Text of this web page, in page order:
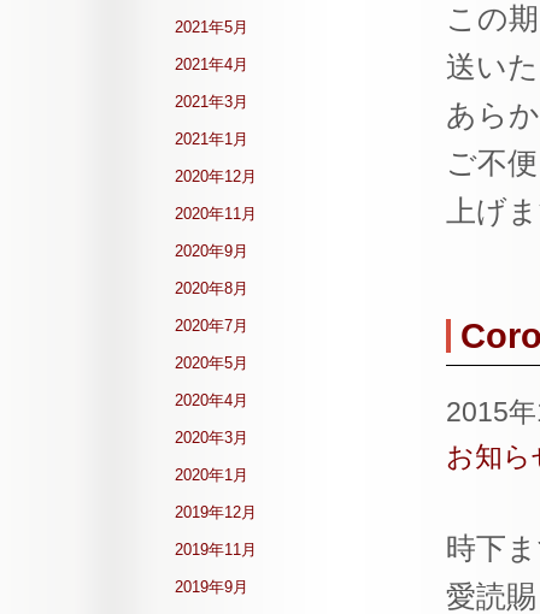
この
送い
あら
ご不
上げ
2015
お知ら
時下
愛読
2021年5月
2021年4月
2021年3月
2021年1月
2020年12月
2020年11月
2020年9月
2020年8月
2020年7月
2020年5月
2020年4月
2020年3月
2020年1月
2019年12月
2019年11月
2019年9月